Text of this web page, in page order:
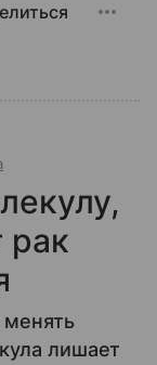
рак
менять
лишает